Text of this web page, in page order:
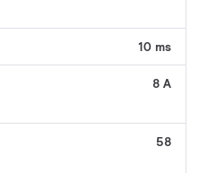
10 ms
8 A
58